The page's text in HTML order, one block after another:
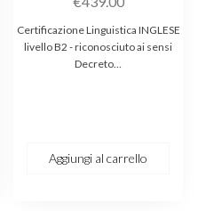
Certificazione Linguistica INGLESE
livello B2 - riconosciuto ai sensi
Decreto…
Aggiungi al carrello